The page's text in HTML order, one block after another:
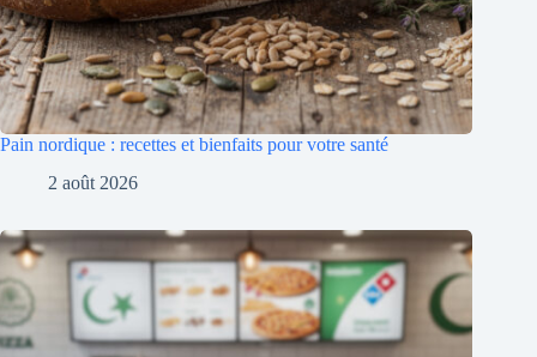
Pain nordique : recettes et bienfaits pour votre santé
2 août 2026